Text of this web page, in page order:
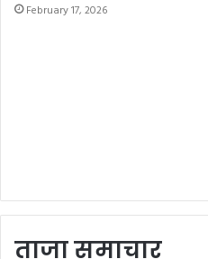
February 17, 2026
ताजा समाचार